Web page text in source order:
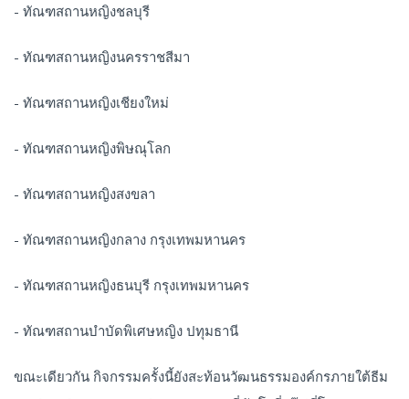
- ทัณฑสถานหญิงชลบุรี
- ทัณฑสถานหญิงนครราชสีมา
- ทัณฑสถานหญิงเชียงใหม่
- ทัณฑสถานหญิงพิษณุโลก
- ทัณฑสถานหญิงสงขลา
- ทัณฑสถานหญิงกลาง กรุงเทพมหานคร
- ทัณฑสถานหญิงธนบุรี กรุงเทพมหานคร
- ทัณฑสถานบำบัดพิเศษหญิง ปทุมธานี
ขณะเดียวกัน กิจกรรมครั้งนี้ยังสะท้อนวัฒนธรรมองค์กรภายใต้ธีม